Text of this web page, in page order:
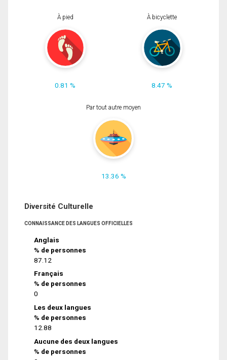
À pied
0.81 %
À bicyclette
8.47 %
Par tout autre moyen
13.36 %
Diversité Culturelle
CONNAISSANCE DES LANGUES OFFICIELLES
Anglais
% de personnes
87.12
Français
% de personnes
0
Les deux langues
% de personnes
12.88
Aucune des deux langues
% de personnes